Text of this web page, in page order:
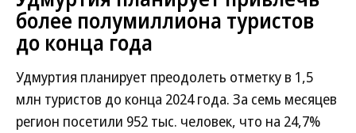
более полумиллиона туристов
до конца года
Удмуртия планирует преодолеть отметку в 1,5
млн туристов до конца 2024 года. За семь месяцев
регион посетили 952 тыс. человек, что на 24,7%